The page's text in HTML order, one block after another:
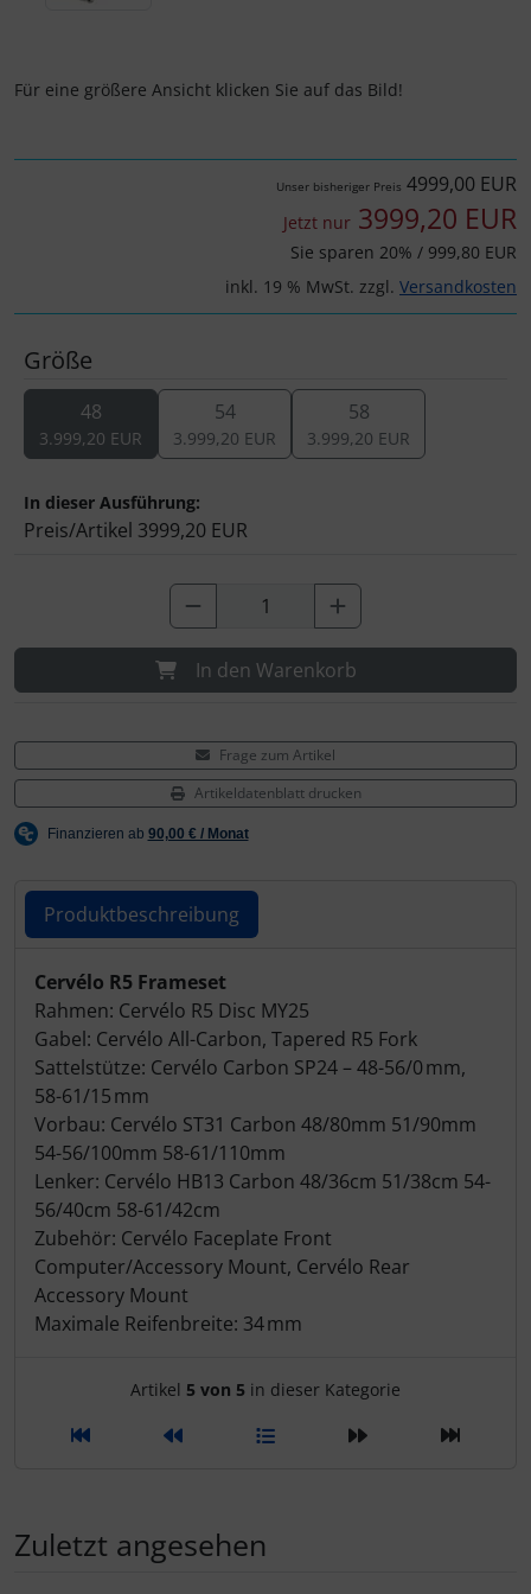
Für eine größere Ansicht klicken Sie auf das Bild!
Unser bisheriger Preis 4999,00 EUR
Jetzt nur 3999,20 EUR
Sie sparen 20% / 999,80 EUR
inkl. 19 % MwSt. zzgl. Versandkosten
Größe
48
3.999,20 EUR
54
3.999,20 EUR
58
3.999,20 EUR
In dieser Ausführung:
Preis/Artikel 3999,20 EUR
In den Warenkorb
Frage zum Artikel
Artikeldatenblatt drucken
Produktbeschreibung
Produktbeschreibung
Cervélo R5 Frameset
Rahmen: Cervélo R5 Disc MY25
Gabel: Cervélo All-Carbon, Tapered R5 Fork
Sattelstütze: Cervélo Carbon SP24 – 48-56/0 mm,
58-61/15 mm
Vorbau: Cervélo ST31 Carbon 48/80mm 51/90mm
54-56/100mm 58-61/110mm
Lenker: Cervélo HB13 Carbon 48/36cm 51/38cm 54-
56/40cm 58-61/42cm
Zubehör: Cervélo Faceplate Front
Computer/Accessory Mount, Cervélo Rear
Accessory Mount
Maximale Reifenbreite: 34 mm
Artikelnavigation innerhalb
Artikel 5 von 5 in dieser Kategorie
Zuletzt angesehen
Feedback Sports
Fizik
Fulcrum
KASK
KOO
Lezyne
Lightweight
LOOK
Mavic
MOST
Muc-Off
Nimbl